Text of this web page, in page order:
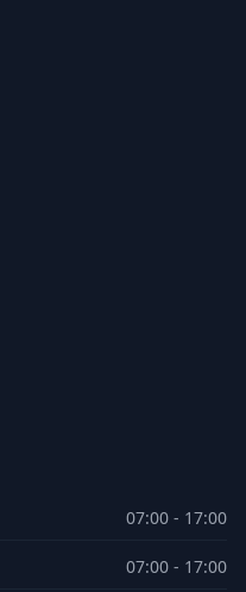
07:00 - 17:00
07:00 - 17:00